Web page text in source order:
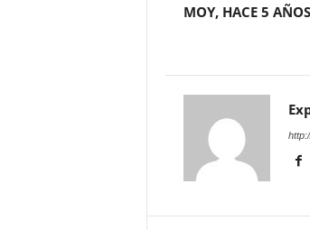
MOY, HACE 5 AÑOS